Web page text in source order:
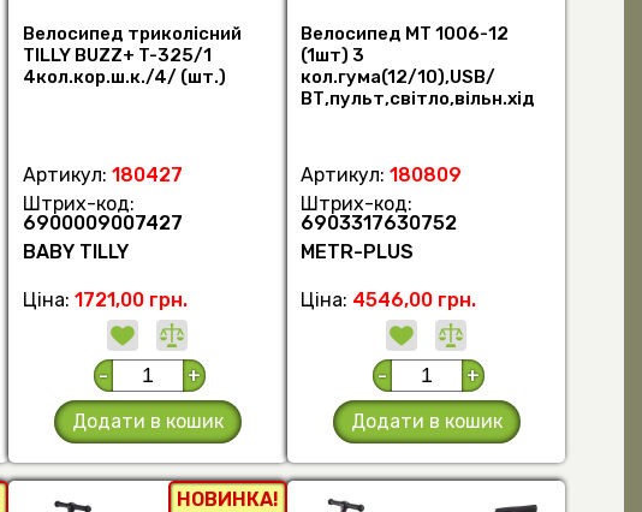
Велосипед триколісний
TILLY BUZZ+ T-325/1
4кол.кор.ш.к./4/ (шт.)
Артикул: 180427
Штрих-код:
6900009007427
BABY TILLY
Ціна: 1721,00 грн.
- +
Додати в кошик
Велосипед MT 1006-12
(1шт) 3
кол.гума(12/10),USB/
ВТ,пульт,світло,вільн.хід
Артикул:180809
Штрих-код:
6903317630752
METR-PLUS
Ціна: 4546,00 грн.
- +
Додати в кошик
НОВИНКА!